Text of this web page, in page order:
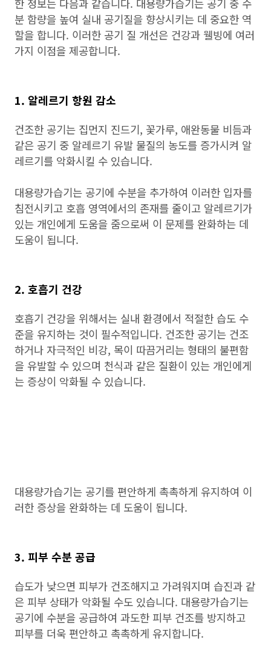
한 정보는 다음과 같습니다. 대용량가습기는 공기 중 수
분 함량을 높여 실내 공기질을 향상시키는 데 중요한 역
할을 합니다. 이러한 공기 질 개선은 건강과 웰빙에 여러
가지 이점을 제공합니다.
1. 알레르기 항원 감소
건조한 공기는 집먼지 진드기, 꽃가루, 애완동물 비듬과
같은 공기 중 알레르기 유발 물질의 농도를 증가시켜 알
레르기를 악화시킬 수 있습니다.
대용량가습기는 공기에 수분을 추가하여 이러한 입자를
침전시키고 호흡 영역에서의 존재를 줄이고 알레르기가
있는 개인에게 도움을 줌으로써 이 문제를 완화하는 데
도움이 됩니다.
2. 호흡기 건강
호흡기 건강을 위해서는 실내 환경에서 적절한 습도 수
준을 유지하는 것이 필수적입니다. 건조한 공기는 건조
하거나 자극적인 비강, 목이 따끔거리는 형태의 불편함
을 유발할 수 있으며 천식과 같은 질환이 있는 개인에게
는 증상이 악화될 수 있습니다.
대용량가습기는 공기를 편안하게 촉촉하게 유지하여 이
러한 증상을 완화하는 데 도움이 됩니다.
3. 피부 수분 공급
습도가 낮으면 피부가 건조해지고 가려워지며 습진과 같
은 피부 상태가 악화될 수도 있습니다. 대용량가습기는
공기에 수분을 공급하여 과도한 피부 건조를 방지하고
피부를 더욱 편안하고 촉촉하게 유지합니다.